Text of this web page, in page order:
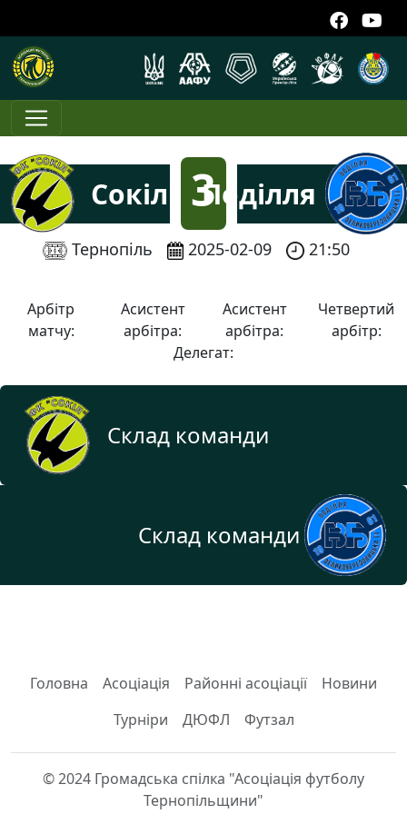
Сокіл
3
:
Поділля
Тернопіль 2025-02-09 21:50
Арбітр
матчу:
Асистент
арбітра:
Асистент
арбітра:
Четвертий
арбітр:
Делегат:
Склад команди
Склад команди
Головна Асоціація Районні асоціації
Новини
Турніри
ДЮФЛ Футзал
© 2024 Громадська спілка "Асоціація футболу
Тернопільщини"